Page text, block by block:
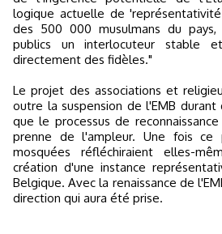
logique actuelle de
des 500 000 musulmans du
publics un interlocuteur stable
directement des fidèles."
Le projet des associations et
outre la suspension de l'EMB
que le processus de
prenne de l'ampleur. Une fois ce
mosquées réfléchiraient elles-
création d'une instance
Belgique. Avec la renaissance de
direction qui aura été prise.